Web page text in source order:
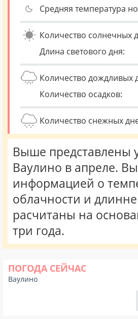
Средняя температура
Количество солнечных
Длина светового дня:
Количество дождливых
Количество осадков:
Количество снежных
Выше представлены
Ваулино в апреле.
информацией о
облачности и
расчитаны на
три года.
ПОГОДА СЕЙЧАС
Ваулино